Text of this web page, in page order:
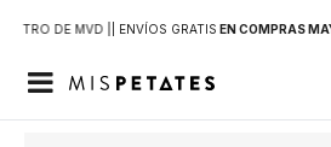
DE MVD | | ENVÍOS GRATIS EN COMPRAS
